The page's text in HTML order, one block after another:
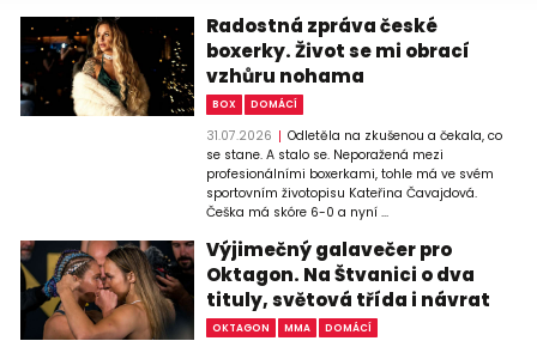
Radostná zpráva české
boxerky. Život se mi obrací
vzhůru nohama
BOX DOMÁCÍ
31.07.2026
Odletěla na zkušenou a čekala, co
se stane. A stalo se. Neporažená mezi
profesionálními boxerkami, tohle má ve svém
sportovním životopisu Kateřina Čavajdová.
Češka má skóre 6-0 a nyní ...
Výjimečný galavečer pro
Oktagon. Na Štvanici o dva
tituly, světová třída i návrat
OKTAGON MMA DOMÁCÍ